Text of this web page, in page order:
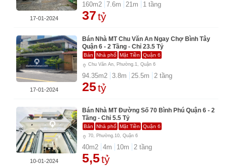
160m2 7.6m 21m 1 tầng
37tỷ
17-01-2024
Bán Nhà MT Chu Văn An Ngay Chợ Bình Tây
Quận 6 - 2 Tầng - Chỉ 23.5 Tỷ
Bán Nhà phố Mặt Tiền Quận 6
Chu Văn An, Phường.1, Quận 6
94.35m2 3.8m 25.5m 2 tầng
25tỷ
17-01-2024
Bán Nhà MT Đường Số 70 Bình Phú Quận 6 - 2
Tầng - Chỉ 5.5 Tỷ
Bán Nhà phố Mặt Tiền Quận 6
70, Phường.10, Quận 6
40m2 4m 10m 2 tầng
5,5tỷ
10-01-2024